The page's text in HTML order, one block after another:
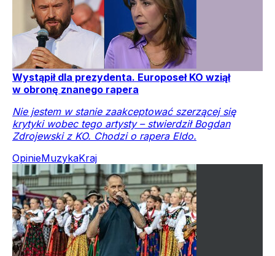
Wystąpił dla prezydenta. Europoseł KO wziął
w obronę znanego rapera
Nie jestem w stanie zaakceptować szerzącej się
krytyki wobec tego artysty – stwierdził Bogdan
Zdrojewski z KO. Chodzi o rapera Eldo.
OpinieMuzykaKraj